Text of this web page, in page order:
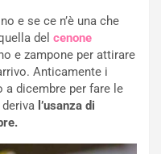
e se ce n’è una che
del cenone
e zampone per attirare
Anticamente i
dicembre per fare le
l’usanza di